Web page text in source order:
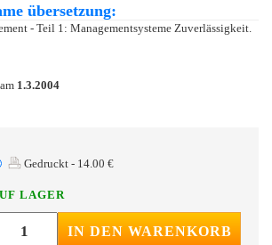
übersetzung:
- Teil 1: Managementsysteme Zuverlässigkeit.
1.3.2004
Gedruckt - 14.00 €
LAGER
IN DEN WARENKORB